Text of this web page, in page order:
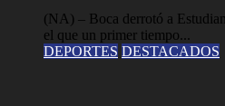
(NA) – Boca derrotó a
el que un primer tiempo...
DEPORTES DESTACADOS